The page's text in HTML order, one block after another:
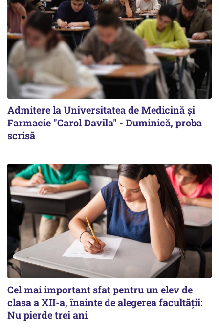
Admitere la Universitatea de Medicină şi
Farmacie "Carol Davila" - Duminică, proba
scrisă
Cel mai important sfat pentru un elev de
clasa a XII-a, înainte de alegerea facultății:
Nu pierde trei ani